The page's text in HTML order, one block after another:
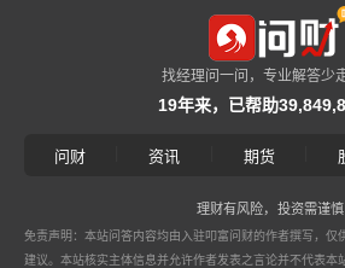
找经理问一问，专业解答少
19年来，已帮助
问财 资讯 期货
理财有风险，投资需谨慎
免责声明：本站问答内容均由入驻叩富问财的作者撰写，仅
建议。本站核实主体信息并允许作者发表之言论并不代表本